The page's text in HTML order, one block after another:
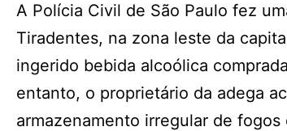
A Polícia Civil de São Paulo fez
Tiradentes, na zona leste da
ingerido bebida alcoólica
entanto, o proprietário da adega
armazenamento irregular de